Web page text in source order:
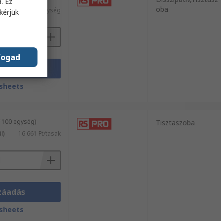
15 191 Ft/egység
oba
egység)
16 661 Ft/tasak
Tisztaszoba